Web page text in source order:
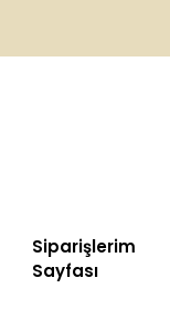
Siparişlerim
Sayfası